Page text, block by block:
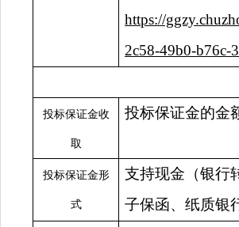
https://
2c58-49b0-b76c-
投标保证金收
取
投标保证金的金
投标保证金形
式
支持现金（银行
子保函、纸质银